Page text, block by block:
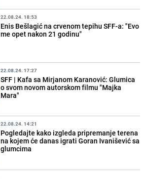
22.08.24. 18:53
Enis Bešlagić na crvenom tepihu SFF-a: "Evo
me opet nakon 21 godinu"
22.08.24. 17:27
SFF | Kafa sa Mirjanom Karanović: Glumica
o svom novom autorskom filmu "Majka
Mara"
22.08.24. 14:21
Pogledajte kako izgleda pripremanje terena
na kojem će danas igrati Goran Ivanišević sa
glumcima